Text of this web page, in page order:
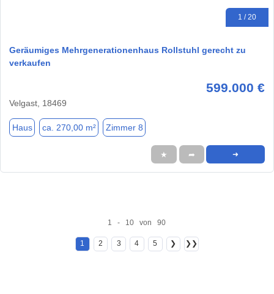
1 / 20
Geräumiges Mehrgenerationenhaus Rollstuhl gerecht zu
verkaufen
599.000 €
Velgast, 18469
Haus ca. 270,00 m² Zimmer 8
★ ➦ ➜
1 - 10 von 90
1 2 3 4 5 ❯ ❯❯